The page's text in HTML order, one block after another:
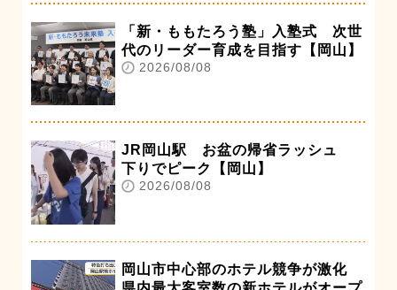
「新・ももたろう塾」入塾式 次世
代のリーダー育成を目指す【岡山】
2026/08/08
JR岡山駅 お盆の帰省ラッシュ
下りでピーク【岡山】
2026/08/08
岡山市中心部のホテル競争が激化